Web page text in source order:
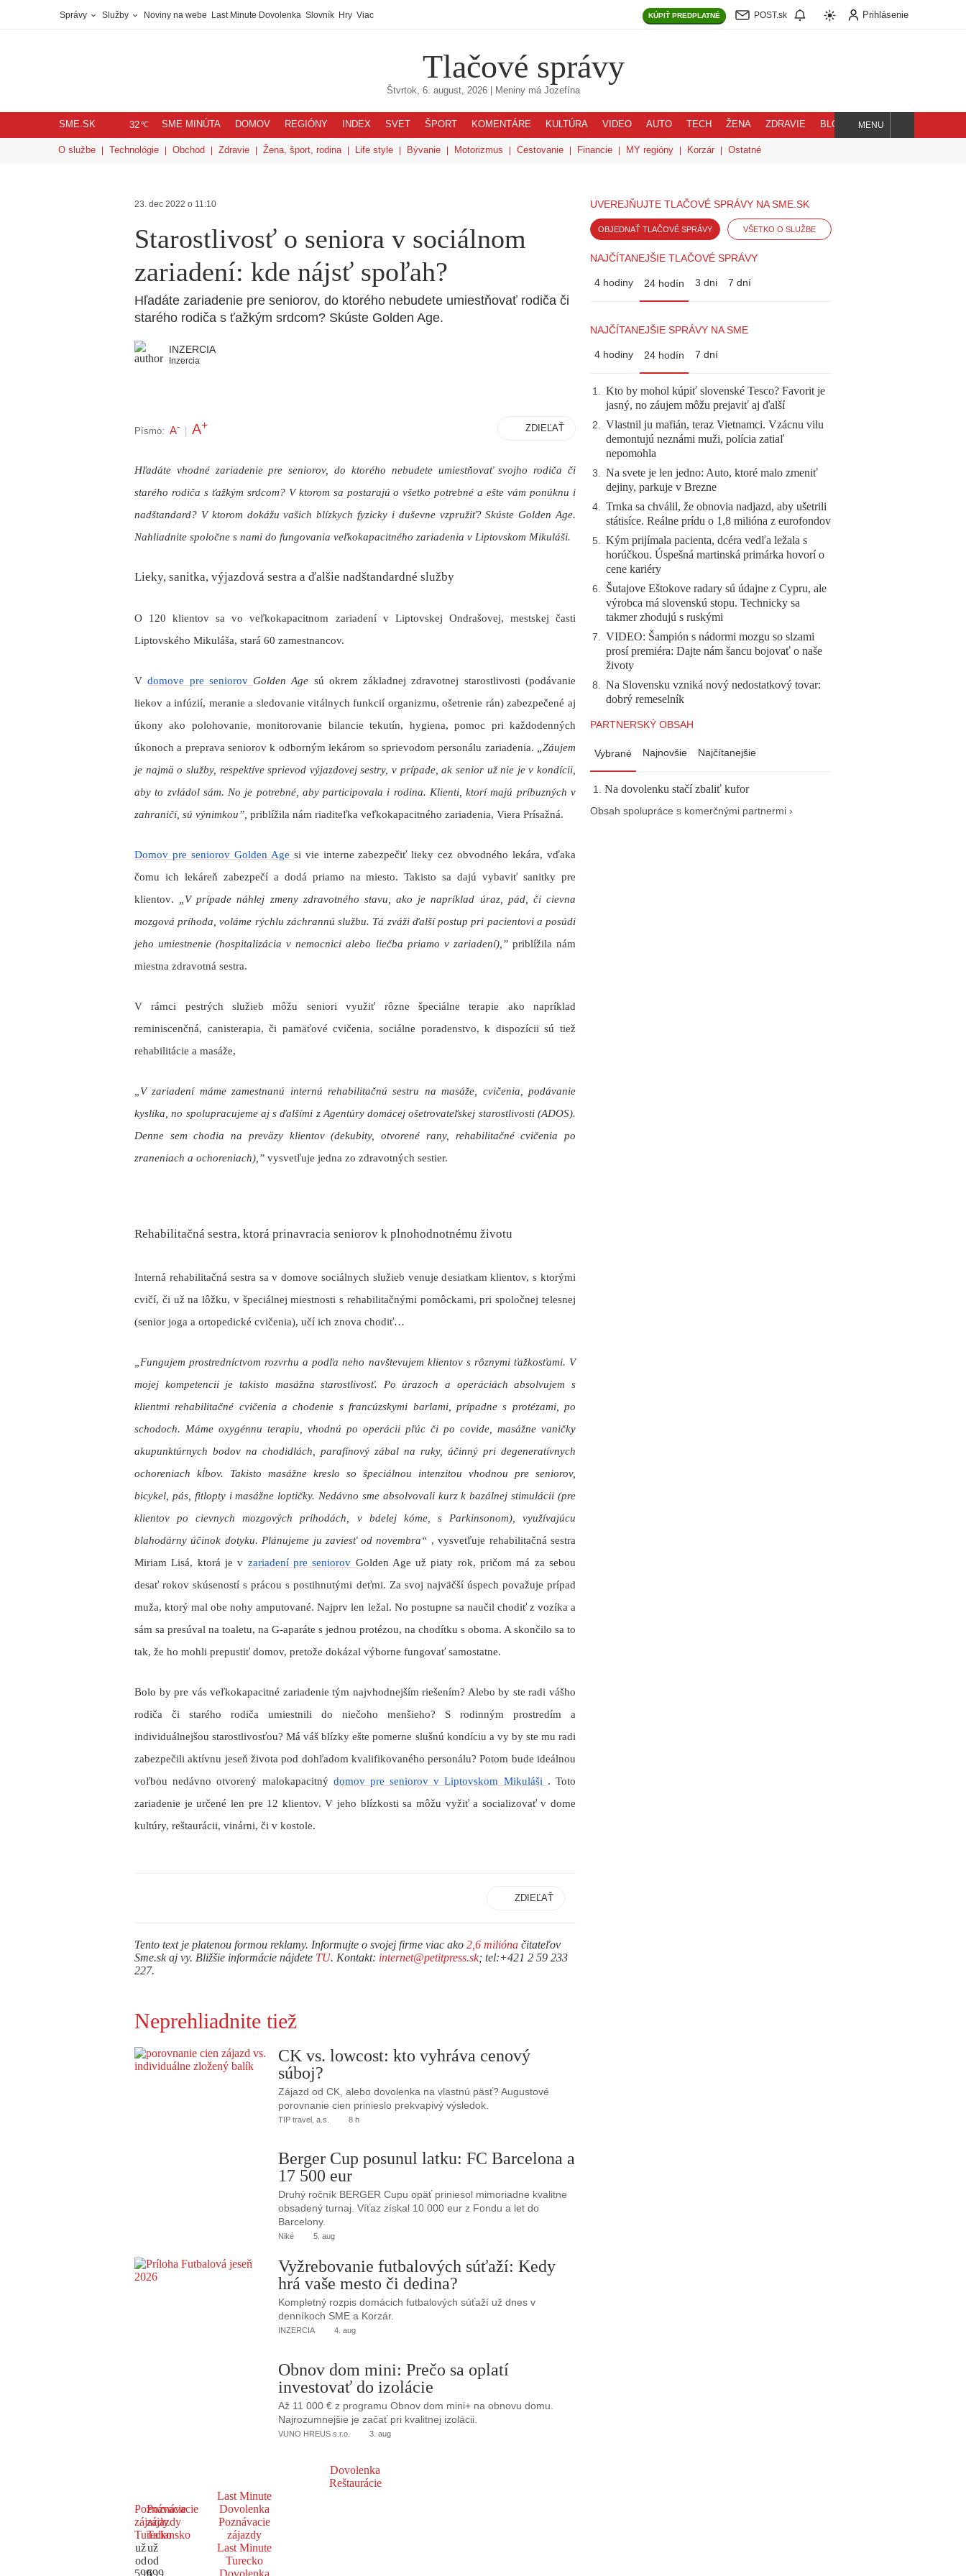
Správy Služby Noviny na webe Last Minute Dovolenka Slovník Hry Viac KÚPIŤ PREDPLATNÉ POST.sk Prihlásenie
Tlačové správy
Štvrtok, 6. august, 2026| Meniny má Jozefína
SME.SK 32℃ SME MINÚTA DOMOV REGIÓNY INDEX SVET ŠPORT KOMENTÁRE KULTÚRA VIDEO AUTO TECH ŽENA ZDRAVIE BLOG
Hľadaj
MENU
O službe Technológie Obchod Zdravie Žena, šport, rodina Life style Bývanie Motorizmus Cestovanie Financie MY regióny Korzár Ostatné
23. dec 2022 o 11:10
Starostlivosť o seniora v sociálnom
zariadení: kde nájsť spoľah?
Hľadáte zariadenie pre seniorov, do ktorého nebudete umiestňovať rodiča či
starého rodiča s ťažkým srdcom? Skúste Golden Age.
INZERCIA
Inzercia
Písmo: A- A+ ZDIEĽAŤ
Hľadáte vhodné zariadenie pre seniorov, do ktorého nebudete umiestňovať svojho rodiča či
starého rodiča s ťažkým srdcom? V ktorom sa postarajú o všetko potrebné a ešte vám ponúknu i
nadštandard? V ktorom dokážu vašich blízkych fyzicky i duševne vzpružiť? Skúste Golden Age.
Nahliadnite spoločne s nami do fungovania veľkokapacitného zariadenia v Liptovskom Mikuláši.
Lieky, sanitka, výjazdová sestra a ďalšie nadštandardné služby
O 120 klientov sa vo veľkokapacitnom zariadení v Liptovskej Ondrašovej, mestskej časti
Liptovského Mikuláša, stará 60 zamestnancov.
Vdomove pre seniorov Golden Age sú okremzákladnej zdravotnej starostlivosti(podávanie
liekov a infúzií, meranie a sledovanie vitálnych funkcií organizmu, ošetrenie rán)zabezpečené aj
úkony ako polohovanie, monitorovanie bilancie tekutín, hygiena, pomoc pri každodenných
úkonoch a preprava seniorov k odborným lekárom so sprievodom personálu zariadenia.
„Záujem
je najmä o služby, respektíve sprievod výjazdovej sestry, v prípade, ak senior už nie je v kondícii,
aby to zvládol sám. No je potrebné, aby participovala i rodina. Klienti, ktorí majú príbuzných v
zahraničí, sú výnimkou”, priblížila nám riaditeľka veľkokapacitného zariadenia, Viera Prísažná.
Domov pre seniorov Golden Age si vie interne zabezpečiť lieky cez obvodného lekára, vďaka
čomu ich lekáreň zabezpečí a dodá priamo na miesto. Takisto sa dajú vybaviťsanitky pre
klientov.
„V prípade náhlej zmeny zdravotného stavu, ako je napríklad úraz, pád, či cievna
mozgová príhoda, voláme rýchlu záchrannú službu. Tá zváži ďalší postup pri pacientovi a posúdi
jeho umiestnenie (hospitalizácia v nemocnici alebo liečba priamo v zariadení),” priblížila nám
miestna zdravotná sestra.
V rámci pestrých služieb môžu seniori využiť rôzne špeciálne terapie ako napríklad
reminiscenčná, canisterapia, či pamäťové cvičenia, sociálne poradenstvo, k dispozícii sú tiež
rehabilitácie a masáže,
„V zariadení máme zamestnanú internú rehabilitačnú sestru na masáže, cvičenia, podávanie
kyslíka, no spolupracujeme aj s ďalšími z Agentúry domácej ošetrovateľskej starostlivosti (ADOS).
Denne sem chodia na preväzy klientov (dekubity, otvorené rany, rehabilitačné cvičenia po
zraneniach a ochoreniach),” vysvetľuje jedna zo zdravotných sestier.
Rehabilitačná sestra, ktorá prinavracia seniorov k plnohodnotnému životu
Interná rehabilitačná sestra sa v domove sociálnych služieb venuje desiatkam klientov, s ktorými
cvičí, či už na lôžku, v špeciálnej miestnosti s rehabilitačnými pomôckami, pri spoločnej telesnej
(senior joga a ortopedické cvičenia), učí ich znova chodiť…
„Fungujem prostredníctvom rozvrhu a podľa neho navštevujem klientov s rôznymi ťažkosťami. V
mojej kompetencii je takisto masážna starostlivosť. Po úrazoch a operáciách absolvujem s
klientmi rehabilitačné cvičenia a chodenie s francúzskymi barlami, prípadne s protézami, po
schodoch. Máme oxygénnu terapiu, vhodnú po operácii pľúc či po covide, masážne vaničky
akupunktúrnych bodov na chodidlách, parafínový zábal na ruky, účinný pri degeneratívnych
ochoreniach kĺbov. Takisto masážne kreslo so špeciálnou intenzitou vhodnou pre seniorov,
bicykel, pás, fitlopty i masážne loptičky. Nedávno sme absolvovali kurz k bazálnej stimulácii (pre
klientov po cievnych mozgových príhodách, v bdelej kóme, s Parkinsonom), využívajúcu
blahodárny účinok dotyku. Plánujeme ju zaviesť od novembra“ , vysvetľuje rehabilitačná sestra
Miriam Lisá, ktorá je v zariadení pre seniorov Golden Age už piaty rok, pričom má za sebou
desať rokov skúseností s prácou s postihnutými deťmi. Za svoj najväčší úspech považuje prípad
muža, ktorý mal obe nohy amputované.Najprv len ležal. No postupne sa naučil chodiť z vozíka a
sám sa presúval na toaletu, na G-aparáte s jednou protézou, na chodítku s oboma. A skončilo sa to
tak, že ho mohli prepustiť domov, pretože dokázal výborne fungovať samostatne.
Bolo by pre vásveľkokapacitné zariadenie tým najvhodnejším riešením? Alebo by ste radi vášho
rodiča či starého rodiča umiestnili do niečoho menšieho? S rodinným prostredím a
individuálnejšou starostlivosťou? Má váš blízky ešte pomerne slušnú kondíciu a vy by ste mu radi
zabezpečili aktívnu jeseň života pod dohľadom kvalifikovaného personálu? Potom bude ideálnou
voľbounedávno otvorený malokapacitný domov pre seniorov v Liptovskom Mikuláši .Toto
zariadenie je určené len pre 12 klientov. V jeho blízkosti sa môžu vyžiť a socializovať v dome
kultúry, reštaurácii, vinárni, či v kostole.
ZDIEĽAŤ
Tento text je platenou formou reklamy. Informujte o svojej firme viac ako 2,6 milióna čitateľov
Sme.sk aj vy. Bližšie informácie nájdete TU. Kontakt: internet@petitpress.sk; tel:+421 2 59 233
227.
UVEREJŇUJTE TLAČOVÉ SPRÁVY NA SME.SK
OBJEDNAŤ TLAČOVÉ SPRÁVY VŠETKO O SLUŽBE
NAJČÍTANEJŠIE TLAČOVÉ SPRÁVY
4 hodiny 24 hodín 3 dni 7 dní
NAJČÍTANEJŠIE SPRÁVY NA SME
4 hodiny 24 hodín 7 dní
1. Kto by mohol kúpiť slovenské Tesco? Favorit je
jasný, no záujem môžu prejaviť aj ďalší
2. Vlastnil ju mafián, teraz Vietnamci. Vzácnu vilu
demontujú neznámi muži, polícia zatiaľ
nepomohla
3. Na svete je len jedno: Auto, ktoré malo zmeniť
dejiny, parkuje v Brezne
4. Trnka sa chválil, že obnovia nadjazd, aby ušetrili
státisíce. Reálne prídu o 1,8 milióna z eurofondov
5. Kým prijímala pacienta, dcéra vedľa ležala s
horúčkou. Úspešná martinská primárka hovorí o
cene kariéry
6. Šutajove Eštokove radary sú údajne z Cypru, ale
výrobca má slovenskú stopu. Technicky sa
takmer zhodujú s ruskými
7. VIDEO: Šampión s nádormi mozgu so slzami
prosí premiéra: Dajte nám šancu bojovať o naše
životy
8. Na Slovensku vzniká nový nedostatkový tovar:
dobrý remeselník
PARTNERSKÝ OBSAH
Vybrané Najnovšie Najčítanejšie
Na dovolenku stačí zbaliť kufor
Obsah spolupráce s komerčnými partnermi ›
Neprehliadnite tiež
CK vs. lowcost: kto vyhráva cenový
súboj?
Zájazd od CK, alebo dovolenka na vlastnú päsť? Augustové
porovnanie cien prinieslo prekvapivý výsledok.
TIP travel, a.s. 8 h
Berger Cup posunul latku: FC Barcelona a
17 500 eur
Druhý ročník BERGER Cupu opäť priniesol mimoriadne kvalitne
obsadený turnaj. Víťaz získal 10 000 eur z Fondu a let do
Barcelony.
Niké 5. aug
Vyžrebovanie futbalových súťaží: Kedy
hrá vaše mesto či dedina?
Kompletný rozpis domácich futbalových súťaží už dnes v
denníkoch SME a Korzár.
INZERCIA 4. aug
Obnov dom mini: Prečo sa oplatí
investovať do izolácie
Až 11 000 € z programu Obnov dom mini+ na obnovu domu.
Najrozumnejšie je začať pri kvalitnej izolácii.
VUNO HREUS s.r.o. 3. aug
Dovolenka
Reštaurácie
Poznávacie
zájazdy
Turecko
už
od
599
Poznávacie
zájazdy
Taliansko
už
od
699
Last Minute
Dovolenka
Poznávacie
zájazdy
Last Minute
Turecko
Dovolenka